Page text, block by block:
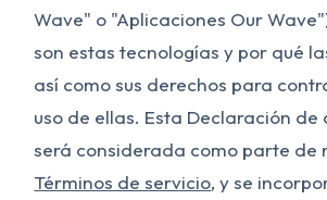
Wave" o "Aplicaciones Our
son estas tecnologías y por qué
así como sus derechos para
uso de ellas. Esta Declaración de
será considerada como parte de
Términos de servicio, y se